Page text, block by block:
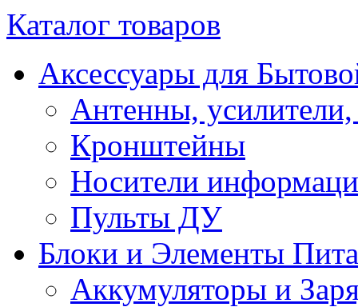
Каталог товаров
Аксессуары для
Антенны, усилители,
Кронштейны
Носители
Пульты ДУ
Блоки и Элементы
Аккумуляторы и